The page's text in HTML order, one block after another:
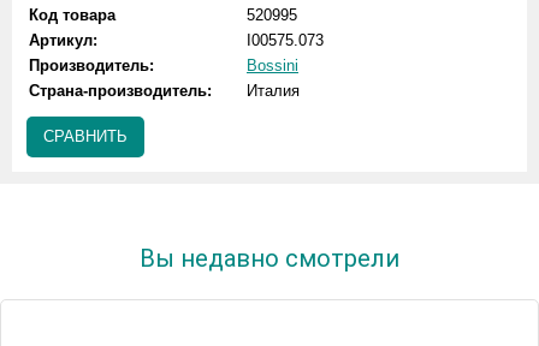
Код товара
520995
Артикул:
I00575.073
Производитель:
Bossini
Страна-производитель:
Италия
СРАВНИТЬ
Вы недавно смотрели